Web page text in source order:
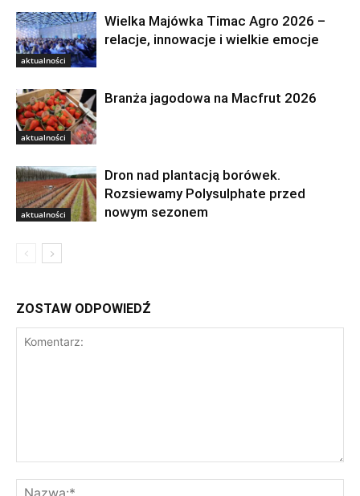
aktualności
Wielka Majówka Timac Agro 2026 –
relacje, innowacje i wielkie emocje
aktualności
Branża jagodowa na Macfrut 2026
aktualności
Dron nad plantacją borówek.
Rozsiewamy Polysulphate przed
nowym sezonem
ZOSTAW ODPOWIEDŹ